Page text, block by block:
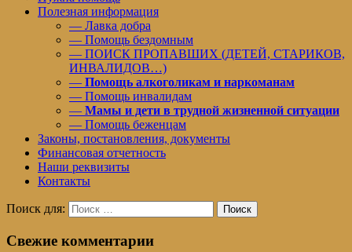
Полезная информация
— Лавка добра
— Помощь бездомным
— ПОИСК ПРОПАВШИХ (ДЕТЕЙ, СТАРИКОВ,
ИНВАЛИДОВ…)
— Помощь алкоголикам и наркоманам
— Помощь инвалидам
— Мамы и дети в трудной жизненной ситуации
— Помощь беженцам
Законы, постановления, документы
Финансовая отчетность
Наши реквизиты
Контакты
Поиск для: Поиск
Свежие комментарии